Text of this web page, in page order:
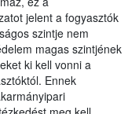
jelent a fogyasztók
szintje nem
magas szintjének
ki kell vonni a
Ennek